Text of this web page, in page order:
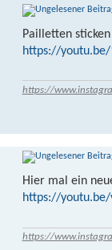
Pailletten sticken
https://youtu.be/
https://
Hier mal ein
https://youtu.be/
https://